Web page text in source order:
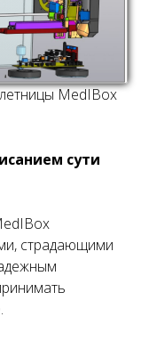
MedIBox
сути
страдающими